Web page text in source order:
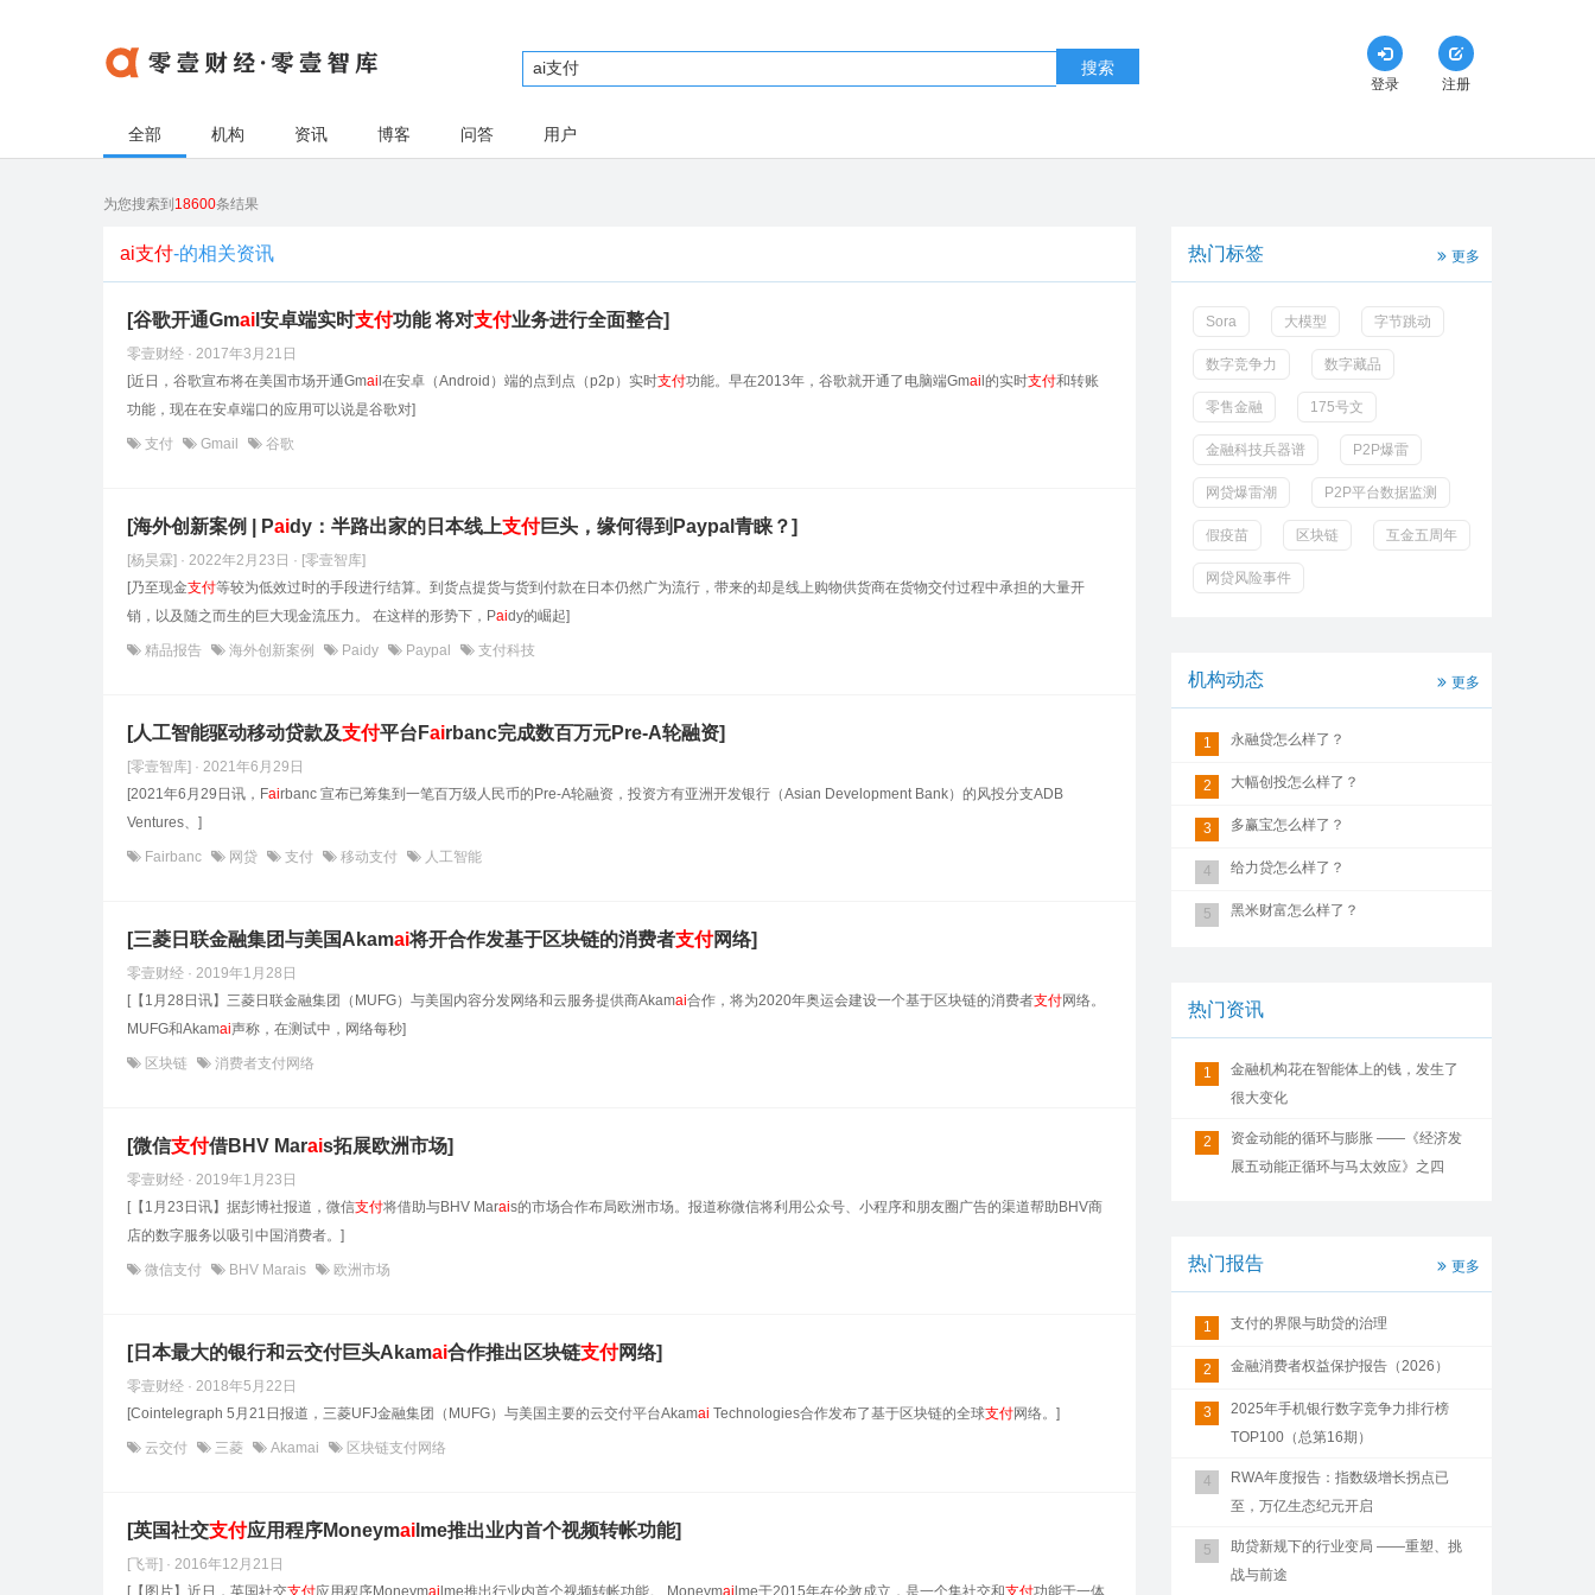
搜索
登录 注册
全部 机构 资讯 博客 问答 用户
为您搜索到 18600条结果
ai支付-的相关资讯
[谷歌开通Gmai l安卓端实时支付功能 将对支付业务进行全面整合]
零壹财经 · 2017年3月21日
[近日，谷歌宣布将在美国市场开通Gmai l在安卓（Android）端的点到点（p2p）实时支付功能。早在2013年，谷歌就开通了电脑端Gmai l的实时支付和转账
功能，现在在安卓端口的应用可以说是谷歌对]
支付 Gmail 谷歌
[海外创新案例 | Paidy：半路出家的日本线上支付巨头，缘何得到Paypal青睐？]
[杨昊霖] · 2022年2月23日 · [零壹智库]
[乃至现金支付等较为低效过时的手段进行结算。到货点提货与货到付款在日本仍然广为流行，带来的却是线上购物供货商在货物交付过程中承担的大量开
销，以及随之而生的巨大现金流压力。 在这样的形势下，Paidy的崛起]
精品报告 海外创新案例 Paidy Paypal 支付科技
[人工智能驱动移动贷款及支付平台Fairbanc完成数百万元Pre-A轮融资]
[零壹智库] · 2021年6月29日
[2021年6月29日讯，Fairbanc 宣布已筹集到一笔百万级人民币的Pre-A轮融资，投资方有亚洲开发银行（Asian Development Bank）的风投分支ADB
Ventures、]
Fairbanc 网贷 支付 移动支付 人工智能
[三菱日联金融集团与美国Akamai将开合作发基于区块链的消费者支付网络]
零壹财经 · 2019年1月28日
[【1月28日讯】三菱日联金融集团（MUFG）与美国内容分发网络和云服务提供商Akamai合作，将为2020年奥运会建设一个基于区块链的消费者支付网络。
MUFG和Akamai声称，在测试中，网络每秒]
区块链 消费者支付网络
[微信支付借BHV Marais拓展欧洲市场]
零壹财经 · 2019年1月23日
[【1月23日讯】据彭博社报道，微信支付将借助与BHV Marais的市场合作布局欧洲市场。报道称微信将利用公众号、小程序和朋友圈广告的渠道帮助BHV商
店的数字服务以吸引中国消费者。]
微信支付 BHV Marais 欧洲市场
[日本最大的银行和云交付巨头Akamai合作推出区块链支付网络]
零壹财经 · 2018年5月22日
[Cointelegraph 5月21日报道，三菱UFJ金融集团（MUFG）与美国主要的云交付平台Akamai Technologies合作发布了基于区块链的全球支付网络。]
云交付 三菱 Akamai 区块链支付网络
[英国社交支付应用程序Moneymai lme推出业内首个视频转帐功能]
[飞哥] · 2016年12月21日
[【图片】近日，英国社交支付应用程序Moneymai lme推出行业内首个视频转帐功能。 Moneymai lme于2015年在伦敦成立，是一个集社交和支付功能于一体
热门标签 更多
Sora 大模型 字节跳动
数字竞争力 数字藏品
零售金融 175号文
金融科技兵器谱 P2P爆雷
网贷爆雷潮 P2P平台数据监测
假疫苗 区块链 互金五周年
网贷风险事件
机构动态 更多
1 永融贷怎么样了？
2 大幅创投怎么样了？
3 多赢宝怎么样了？
4 给力贷怎么样了？
5 黑米财富怎么样了？
热门资讯
1
金融机构花在智能体上的钱，发生了
很大变化
2
资金动能的循环与膨胀 ——《经济发
展五动能正循环与马太效应》之四
热门报告 更多
1 支付的界限与助贷的治理
2 金融消费者权益保护报告（2026）
3
2025年手机银行数字竞争力排行榜
TOP100（总第16期）
4
RWA年度报告：指数级增长拐点已
至，万亿生态纪元开启
5
助贷新规下的行业变局 ——重塑、挑
战与前途